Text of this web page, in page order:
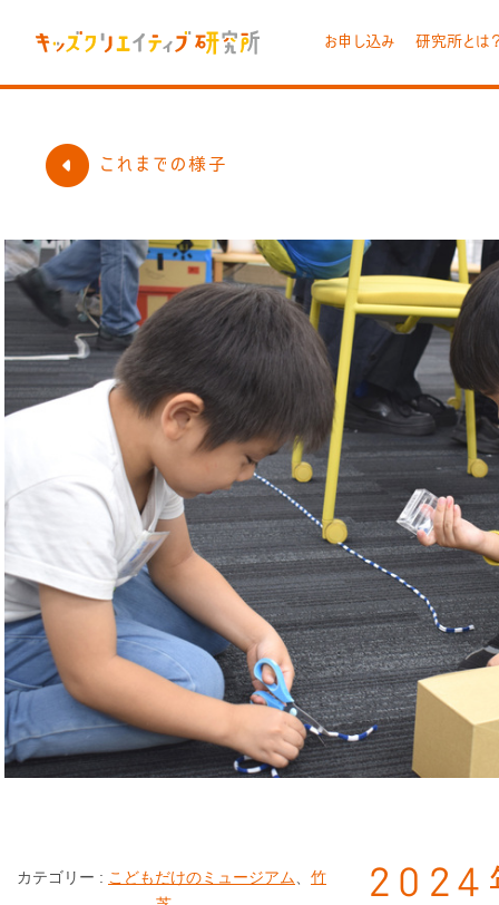
お申し込み 研究所とは
これまでの様子
2024
カテゴリー : こどもだけのミュージアム
竹